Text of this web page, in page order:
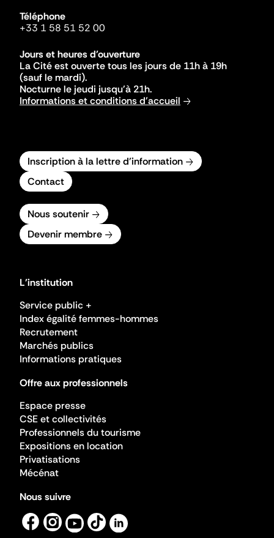
Téléphone
+33 1 58 51 52 00
Jours et heures d'ouverture
La Cité est ouverte tous les jours de 11h à 19h
(sauf le mardi).
Nocturne le jeudi jusqu'à 21h.
Informations et conditions d'accueil
Inscription à la lettre d'information
Contact
Nous soutenir
Devenir membre
L'institution
Service public +
Index égalité femmes-hommes
Recrutement
Marchés publics
Informations pratiques
Offre aux professionnels
Espace presse
CSE et collectivités
Professionnels du tourisme
Expositions en location
Privatisations
Mécénat
Nous suivre